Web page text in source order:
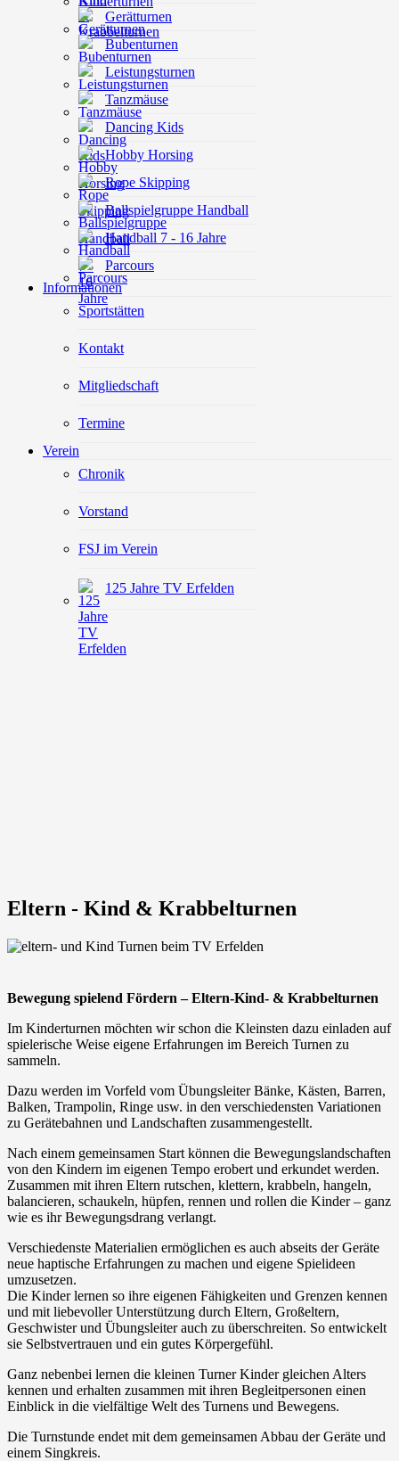
Gerätturnen
Bubenturnen
Leistungsturnen
Tanzmäuse
Dancing Kids
Hobby Horsing
Rope Skipping
Ballspielgruppe Handball
Handball 7 - 16 Jahre
Parcours
Informationen
Sportstätten
Kontakt
Mitgliedschaft
Termine
Verein
Chronik
Vorstand
FSJ im Verein
125 Jahre TV Erfelden
Eltern - Kind & Krabbelturnen
Bewegung spielend Fördern – Eltern-Kind- & Krabbelturnen
Im Kinderturnen möchten wir schon die Kleinsten dazu einladen auf
spielerische Weise eigene Erfahrungen im Bereich Turnen zu
sammeln.
Dazu werden im Vorfeld vom Übungsleiter Bänke, Kästen, Barren,
Balken, Trampolin, Ringe usw. in den verschiedensten Variationen
zu Gerätebahnen und Landschaften zusammengestellt.
Nach einem gemeinsamen Start können die Bewegungslandschaften
von den Kindern im eigenen Tempo erobert und erkundet werden.
Zusammen mit ihren Eltern rutschen, klettern, krabbeln, hangeln,
balancieren, schaukeln, hüpfen, rennen und rollen die Kinder – ganz
wie es ihr Bewegungsdrang verlangt.
Verschiedenste Materialien ermöglichen es auch abseits der Geräte
neue haptische Erfahrungen zu machen und eigene Spielideen
umzusetzen.
Die Kinder lernen so ihre eigenen Fähigkeiten und Grenzen kennen
und mit liebevoller Unterstützung durch Eltern, Großeltern,
Geschwister und Übungsleiter auch zu überschreiten. So entwickelt
sie Selbstvertrauen und ein gutes Körpergefühl.
Ganz nebenbei lernen die kleinen Turner Kinder gleichen Alters
kennen und erhalten zusammen mit ihren Begleitpersonen einen
Einblick in die vielfältige Welt des Turnens und Bewegens.
Die Turnstunde endet mit dem gemeinsamen Abbau der Geräte und
einem Singkreis.